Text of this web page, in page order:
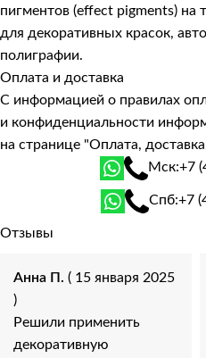
пигментов (effect pigments)
для декоративных красок,
полиграфии.
Оплата и доставка
С информацией о правилах
и конфиденциальности
на странице "Оплата,
Мск:+7
Спб:+7
Отзывы
Анна П. ( 15 января 2025
)
Решили применить
декоративную